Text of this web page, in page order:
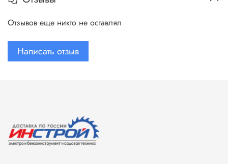
Отзывов еще никто не оставлял
Написать отзыв